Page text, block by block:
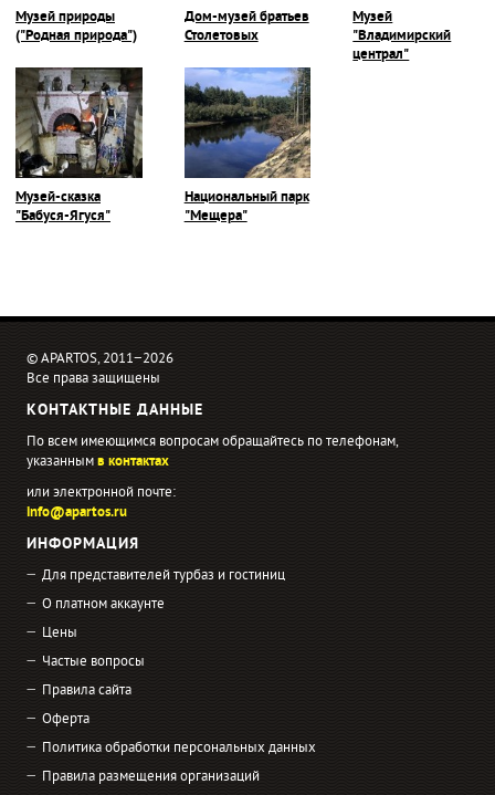
Музей природы
("Родная природа")
Дом-музей братьев
Столетовых
Музей
"Владимирский
централ"
Музей-сказка
"Бабуся-Ягуся"
Национальный парк
"Мещера"
© APARTOS, 2011−2026
Все права защищены
КОНТАКТНЫЕ ДАННЫЕ
По всем имеющимся вопросам обращайтесь по телефонам,
указаннымв контактах
или электронной почте:
info@apartos.ru
ИНФОРМАЦИЯ
Для представителей турбаз и гостиниц
О платном аккаунте
Цены
Частые вопросы
Правила сайта
Оферта
Политика обработки персональных данных
Правила размещения организаций